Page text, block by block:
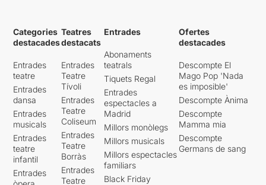
Categories
destacades
Entrades
teatre
Entrades
dansa
Entrades
musicals
Entrades
teatre
infantil
Entrades
Teatres
destacats
Entrades
Teatre
Tívoli
Entrades
Teatre
Coliseum
Entrades
Teatre
Borràs
Entrades
Teatre
Entrades
Abonaments
teatrals
Tiquets Regal
Entrades
espectacles a
Madrid
Millors monòlegs
Millors musicals
Millors espectacles
familiars
Black Friday
Ofertes
destacades
Descompte El
Mago Pop 'Nada
es imposible'
Descompte Ànima
Descompte
Mamma mia
Descompte
Germans de sang